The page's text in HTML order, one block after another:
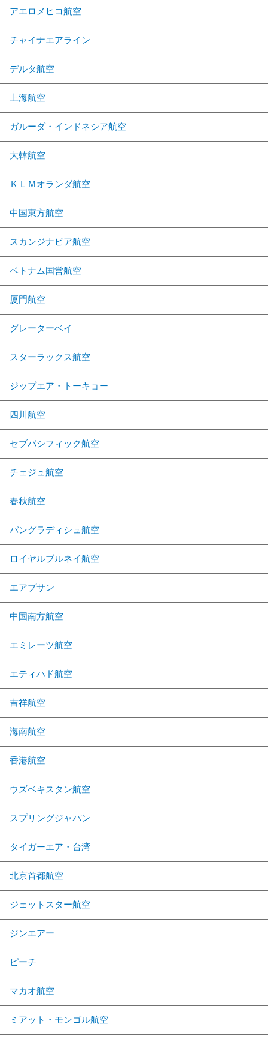
アエロメヒコ航空
チャイナエアライン
デルタ航空
上海航空
ガルーダ・インドネシア航空
大韓航空
ＫＬＭオランダ航空
中国東方航空
スカンジナビア航空
ベトナム国営航空
厦門航空
グレーターベイ
スターラックス航空
ジップエア・トーキョー
四川航空
セブパシフィック航空
チェジュ航空
春秋航空
バングラディシュ航空
ロイヤルブルネイ航空
エアプサン
中国南方航空
エミレーツ航空
エティハド航空
吉祥航空
海南航空
香港航空
ウズベキスタン航空
スプリングジャパン
タイガーエア・台湾
北京首都航空
ジェットスター航空
ジンエアー
ピーチ
マカオ航空
ミアット・モンゴル航空